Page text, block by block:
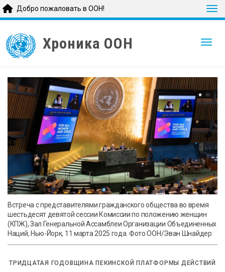
main
content
Добро пожаловать в ООН!
Хроникa ООН
Встреча с представителями гражданского общества во время
шестьдесят девятой сессии Комиссии по положению женщин
(КПЖ), Зал Генеральной Ассамблеи Организации Объединенных
Наций, Нью-Йорк, 11 марта 2025 года. Фото ООН/Эван Шнайдер
ТРИДЦАТАЯ ГОДОВЩИНА ПЕКИНСКОЙ ПЛАТФОРМЫ ДЕЙСТВИЙ